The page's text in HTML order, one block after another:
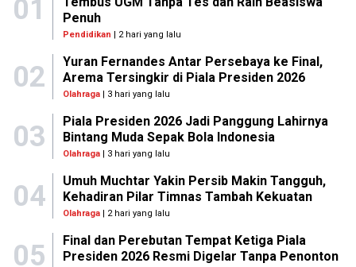
01
Penuh
Pendidikan | 2 hari yang lalu
02
Yuran Fernandes Antar Persebaya ke Final,
Arema Tersingkir di Piala Presiden 2026
Olahraga| 3 hari yang lalu
03
Piala Presiden 2026 Jadi Panggung Lahirnya
Bintang Muda Sepak Bola Indonesia
Olahraga| 3 hari yang lalu
04
Umuh Muchtar Yakin Persib Makin Tangguh,
Kehadiran Pilar Timnas Tambah Kekuatan
Olahraga| 2 hari yang lalu
05
Final dan Perebutan Tempat Ketiga Piala
Presiden 2026 Resmi Digelar Tanpa Penonton